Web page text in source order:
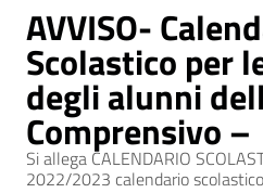
AVVISO-
Scolastico per
degli alunni
Comprensivo –
Si allega CALENDARIO
2022/2023 calendario